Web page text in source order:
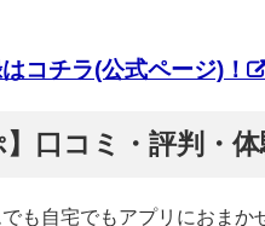
コチラ(公式ページ)！
口コミ・評判・
も自宅でもアプリにおまか